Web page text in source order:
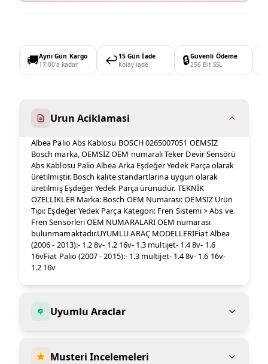
🚚Aynı Gün Kargo
17:00'a kadar
↩️15 Gün İade
Kolay iade
🔒Güvenli Ödeme
256 Bit SSL
Urun Aciklamasi
Albea Palio Abs Kablosu BOSCH 0265007051 OEMSİZ
Bosch marka, OEMSİZ OEM numaralı Teker Devir Sensörü
Abs Kablosu Palio Albea Arka Eşdeğer Yedek Parça olarak
üretilmiştir. Bosch kalite standartlarına uygun olarak
üretilmiş Eşdeğer Yedek Parça ürünüdür. TEKNİK
ÖZELLİKLER Marka: Bosch OEM Numarası: OEMSİZ Ürün
Tipi: Eşdeğer Yedek Parça Kategori: Fren Sistemi > Abs ve
Fren Sensörleri OEM NUMARALARI OEM numarası
bulunmamaktadır.UYUMLU ARAÇ MODELLERİFiat Albea
(2006 - 2013):- 1.2 8v- 1.2 16v- 1.3 multijet- 1.4 8v- 1.6
16vFiat Palio (2007 - 2015):- 1.3 multijet- 1.4 8v- 1.6 16v-
1.2 16v
Uyumlu Araclar
Musteri Incelemeleri